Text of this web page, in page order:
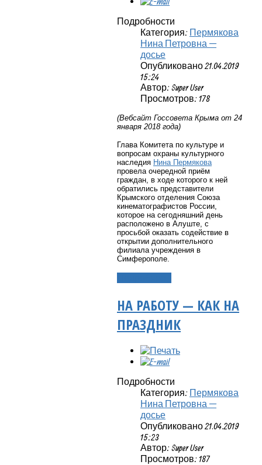
Подробности
Категория: Пермякова
Нина Петровна —
досье
Опубликовано 21.04.2019
15:24
Автор: Super User
Просмотров: 178
(Вебсайт Госсовета Крыма от 24
января 2018 года)
Глава Комитета по культуре и
вопросам охраны культурного
наследия Нина Пермякова
провела очередной приём
граждан, в ходе которого к ней
обратились представители
Крымского отделения Союза
кинематографистов России,
которое на сегодняшний день
расположено в Алуште, с
просьбой оказать содействие в
открытии дополнительного
филиала учреждения в
Симферополе.
НА РАБОТУ — КАК НА
ПРАЗДНИК
Подробности
Категория: Пермякова
Нина Петровна —
досье
Опубликовано 21.04.2019
15:23
Автор: Super User
Просмотров: 187